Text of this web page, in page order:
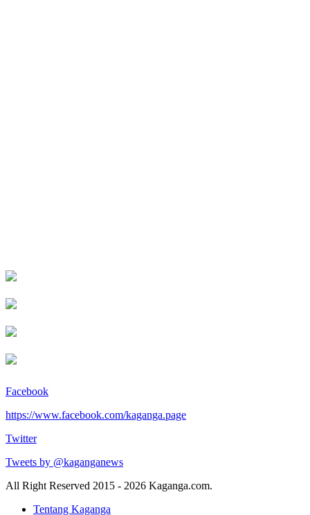
Facebook
https://www.facebook.com/kaganga.page
Twitter
Tweets by @kaganganews
All Right Reserved 2015 - 2026 Kaganga.com.
Tentang Kaganga